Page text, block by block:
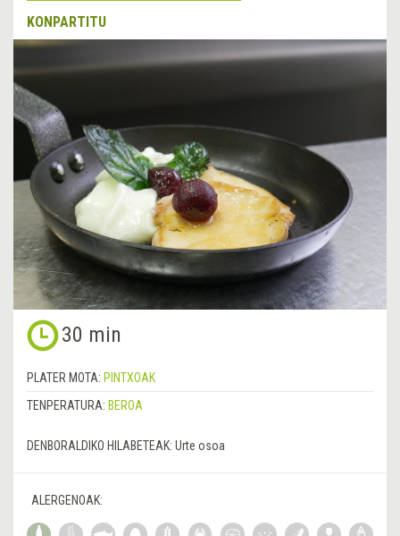
KONPARTITU
30 min
PLATER MOTA: PINTXOAK
TENPERATURA: BEROA
DENBORALDIKO HILABETEAK: Urte osoa
ALERGENOAK: